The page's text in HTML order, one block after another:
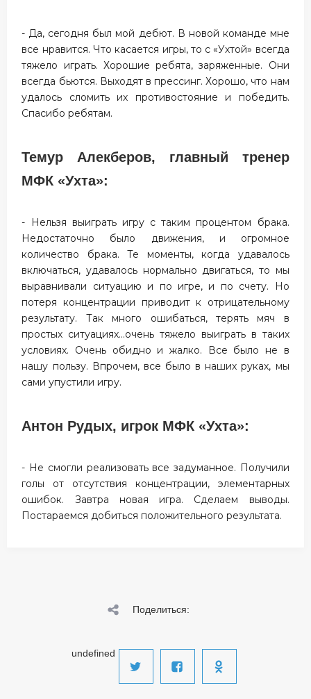
- Да, сегодня был мой дебют. В новой команде мне
все нравится. Что касается игры, то с «Ухтой» всегда
тяжело играть. Хорошие ребята, заряженные. Они
всегда бьются. Выходят в прессинг. Хорошо, что нам
удалось сломить их противостояние и победить.
Спасибо ребятам.
Темур Алекберов, главный тренер
МФК «Ухта»:
- Нельзя выиграть игру с таким процентом брака.
Недостаточно было движения, и огромное
количество брака. Те моменты, когда удавалось
включаться, удавалось нормально двигаться, то мы
выравнивали ситуацию и по игре, и по счету. Но
потеря концентрации приводит к отрицательному
результату. Так много ошибаться, терять мяч в
простых ситуациях…очень тяжело выиграть в таких
условиях. Очень обидно и жалко. Все было не в
нашу пользу. Впрочем, все было в наших руках, мы
сами упустили игру.
Антон Рудых, игрок МФК «Ухта»:
- Не смогли реализовать все задуманное. Получили
голы от отсутствия концентрации, элементарных
ошибок. Завтра новая игра. Сделаем выводы.
Постараемся добиться положительного результата.
Поделиться:
undefined